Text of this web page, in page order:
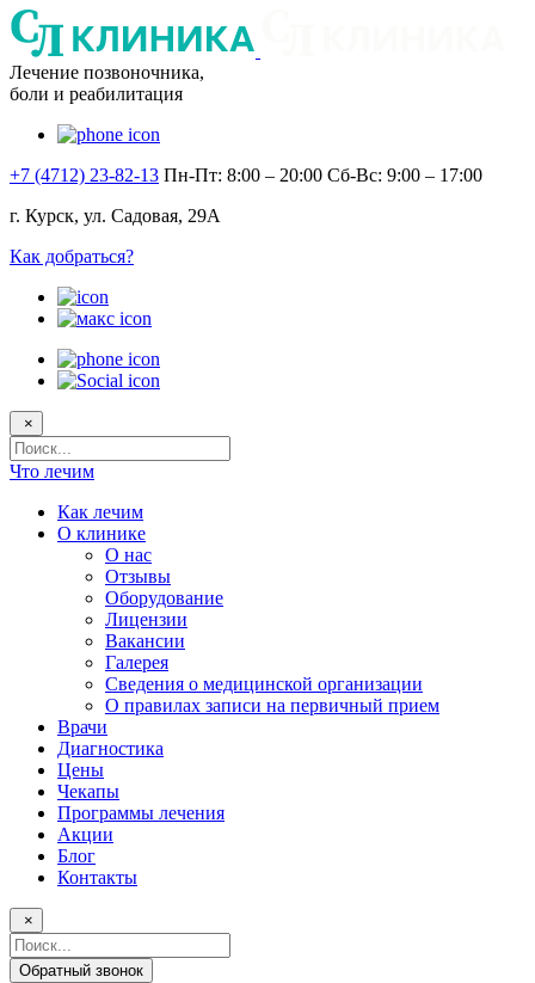
Лечение позвоночника,
боли и реабилитация
+7 (4712) 23-82-13 Пн-Пт: 8:00 – 20:00 Сб-Вс: 9:00 – 17:00
г. Курск, ул. Садовая, 29А
Как добраться?
×
Поисковый
запрос
Что лечим
Как лечим
О клинике
О нас
Отзывы
Оборудование
Лицензии
Вакансии
Галерея
Сведения о медицинской организации
О правилах записи на первичный прием
Врачи
Диагностика
Цены
Чекапы
Программы лечения
Акции
Блог
Контакты
×
Поисковый
запрос
Обратный звонок